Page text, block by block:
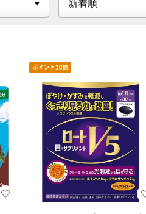
龍角散